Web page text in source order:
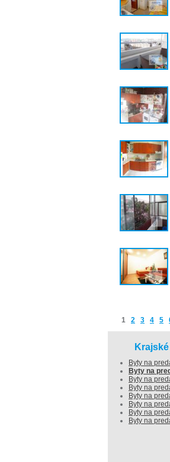
1 2 3 4 5
Byty na
Byty na
Byty na
Byty na
Byty na
Byty na
Byty na
Byty na